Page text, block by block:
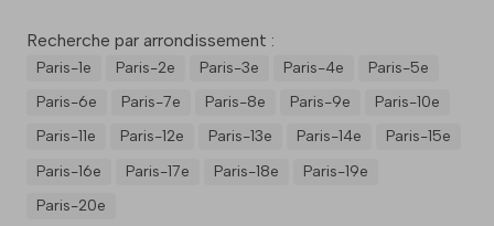
Recherche par arrondissement :
Paris-1e Paris-2e Paris-3e Paris-4e
Paris-5e
Paris-6e
Paris-7e Paris-8e Paris-9e
Paris-10e
Paris-11e
Paris-12e Paris-13e Paris-14e
Paris-15e
Paris-16e
Paris-17e Paris-18e
Paris-19e
Paris-20e